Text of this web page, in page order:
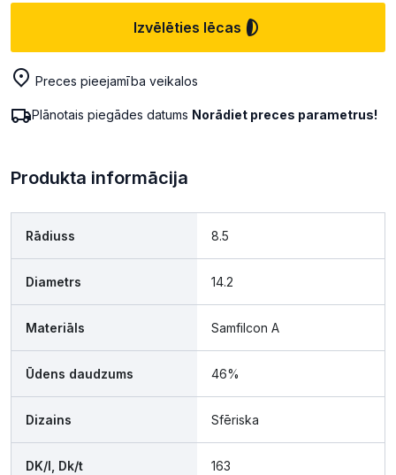
Izvēlēties lēcas
Preces pieejamība veikalos
Plānotais piegādes datums Norādiet preces parametrus!
Produkta informācija
Rādiuss 8.5
Diametrs 14.2
Materiāls Samfilcon A
Ūdens daudzums 46%
Dizains Sfēriska
DK/l, Dk/t 163